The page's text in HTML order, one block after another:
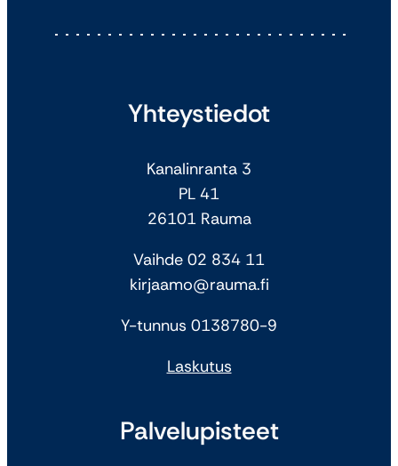
Yhteystiedot
Kanalinranta 3
PL 41
26101 Rauma
Vaihde 02 834 11
kirjaamo@rauma.fi
Y-tunnus 0138780-9
Laskutus
Palvelupisteet